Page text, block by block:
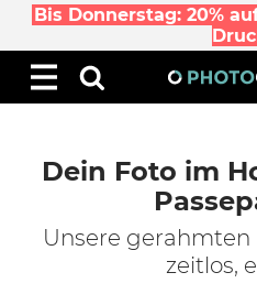
Bis Donnerstag: 20%
Dein Foto im
Unsere gerahmten
zeitlos,